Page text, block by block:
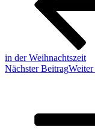
in der Weihnachtszeit
Nächster BeitragWeiter